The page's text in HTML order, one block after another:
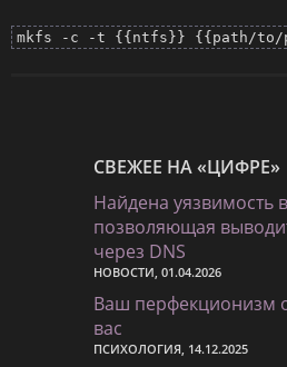
mkfs -c -t {{ntfs}} {{path/
СВЕЖЕЕ НА «ЦИФРЕ»
Найдена уязвимость
позволяющая
через DNS
НОВОСТИ, 01.04.2026
Ваш перфекционизм
вас
ПСИХОЛОГИЯ, 14.12.2025